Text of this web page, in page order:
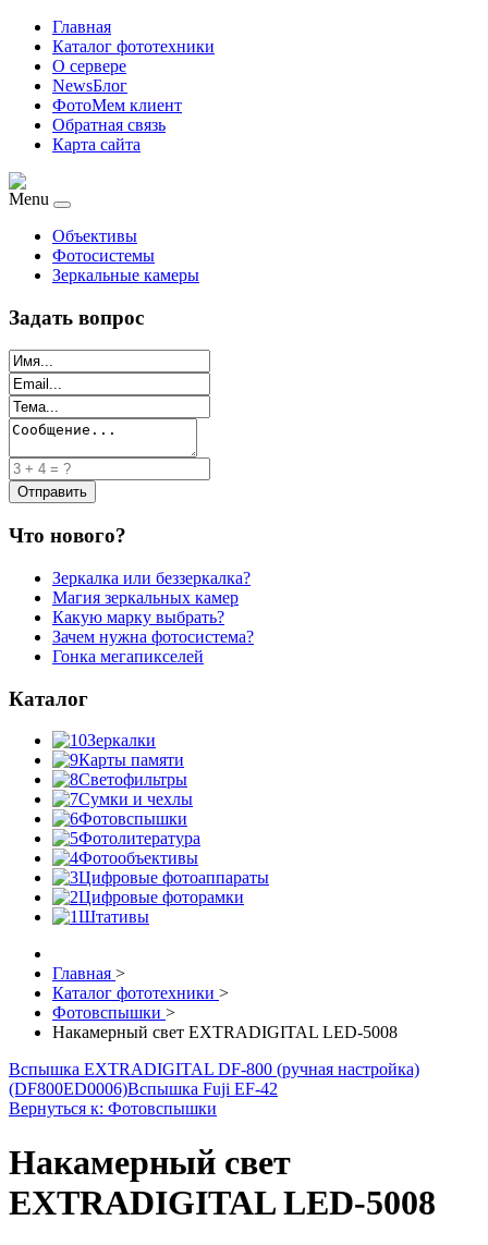
Главная
Каталог фототехники
О сервере
NewsБлог
ФотоМем клиент
Обратная связь
Карта сайта
Menu
Объективы
Фотосистемы
Зеркальные камеры
Задать вопрос
Что нового?
Зеркалка или беззеркалка?
Магия зеркальных камер
Какую марку выбрать?
Зачем нужна фотосистема?
Гонка мегапикселей
Каталог
Зеркалки
Карты памяти
Светофильтры
Сумки и чехлы
Фотовспышки
Фотолитература
Фотообъективы
Цифровые фотоаппараты
Цифровые фоторамки
Штативы
Главная >
Каталог фототехники >
Фотовспышки >
Накамерный свет EXTRADIGITAL LED-5008
Вспышка EXTRADIGITAL DF-800 (ручная настройка)
(DF800ED0006)Вспышка Fuji EF-42
Вернуться к: Фотовспышки
Накамерный свет
EXTRADIGITAL LED-5008